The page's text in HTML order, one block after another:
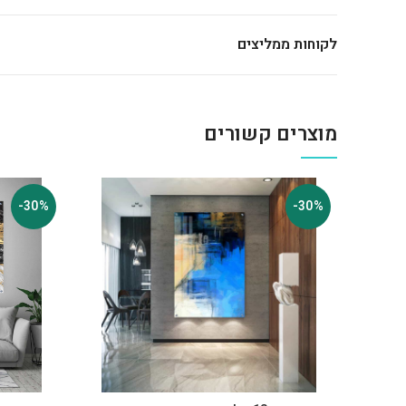
לקוחות ממליצים
מוצרים קשורים
-30%
-30%